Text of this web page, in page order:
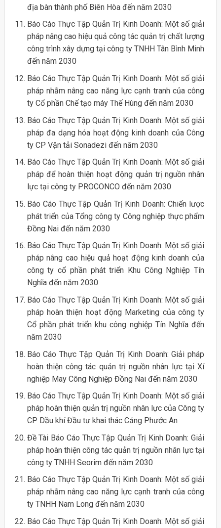
địa bàn thành phố Biên Hòa đến năm 2030
Báo Cáo Thực Tập Quản Trị Kinh Doanh: Một số giải
pháp nâng cao hiệu quả công tác quản trị chất lượng
công trình xây dựng tại công ty TNHH Tân Bình Minh
đến năm 2030
Báo Cáo Thực Tập Quản Trị Kinh Doanh: Một số giải
pháp nhằm nâng cao năng lực cạnh tranh của công
ty Cổ phần Chế tạo máy Thế Hùng đến năm 2030
Báo Cáo Thực Tập Quản Trị Kinh Doanh: Một số giải
pháp đa dạng hóa hoạt động kinh doanh của Công
ty CP Vận tải Sonadezi đến năm 2030
Báo Cáo Thực Tập Quản Trị Kinh Doanh: Một số giải
pháp để hoàn thiện hoạt động quản trị nguồn nhân
lực tại công ty PROCONCO đến năm 2030
Báo Cáo Thực Tập Quản Trị Kinh Doanh: Chiến lược
phát triển của Tổng công ty Công nghiệp thực phẩm
Đồng Nai đến năm 2030
Báo Cáo Thực Tập Quản Trị Kinh Doanh: Một số giải
pháp nâng cao hiệu quả hoạt động kinh doanh của
công ty cổ phần phát triển Khu Công Nghiệp Tín
Nghĩa đến năm 2030
Báo Cáo Thực Tập Quản Trị Kinh Doanh: Một số giải
pháp hoàn thiện hoạt động Marketing của công ty
Cổ phần phát triển khu công nghiệp Tín Nghĩa đến
năm 2030
Báo Cáo Thực Tập Quản Trị Kinh Doanh: Giải pháp
hoàn thiện công tác quản trị nguồn nhân lực tại Xí
nghiệp May Công Nghiệp Đồng Nai đến năm 2030
Báo Cáo Thực Tập Quản Trị Kinh Doanh: Một số giải
pháp hoàn thiện quản trị nguồn nhân lực của Công ty
CP Dầu khí Đầu tư khai thác Cảng Phước An
Đề Tài Báo Cáo Thực Tập Quản Trị Kinh Doanh: Giải
pháp hoàn thiện công tác quản trị nguồn nhân lực tại
công ty TNHH Seorim đến năm 2030
Báo Cáo Thực Tập Quản Trị Kinh Doanh: Một số giải
pháp nhằm nâng cao năng lực cạnh tranh của công
ty TNHH Nam Long đến năm 2030
Báo Cáo Thực Tập Quản Trị Kinh Doanh: Một số giải